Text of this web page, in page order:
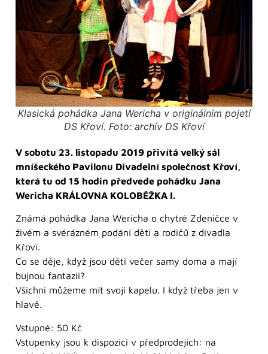
Klasická pohádka Jana Wericha v originálním pojetí
DS Křoví. Foto: archív DS Křoví
V sobotu 23. listopadu 2019 přivítá velký sál
mníšeckého Pavilonu Divadelní společnost Křoví,
která tu od 15 hodin předvede pohádku Jana
Wericha KRÁLOVNA KOLOBĚŽKA I.
Známá pohádka Jana Wericha o chytré Zdeničce v
živém a svérázném podání dětí a rodičů z divadla
Křoví.
Co se děje, když jsou děti večer samy doma a mají
bujnou fantazii?
Všichni můžeme mít svoji kapelu. I když třeba jen v
hlavě.
Vstupné: 50 Kč
Vstupenky jsou k dispozici v předprodejích: na